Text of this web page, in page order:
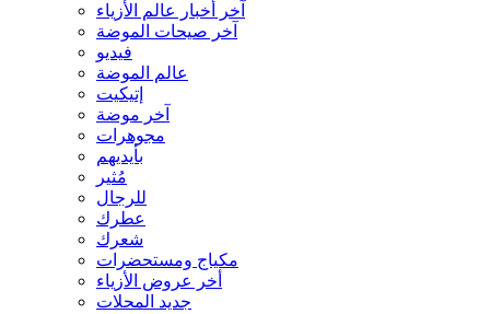
آخر أخبار عالم الأزياء
آخر صيحات الموضة
فيديو
عالم الموضة
إتيكيت
آخر موضة
مجوهرات
بأيديهم
مُثير
للرجال
عطرك
شعرك
مكياج ومستحضرات
أخر عروض الأزياء
جديد المحلات